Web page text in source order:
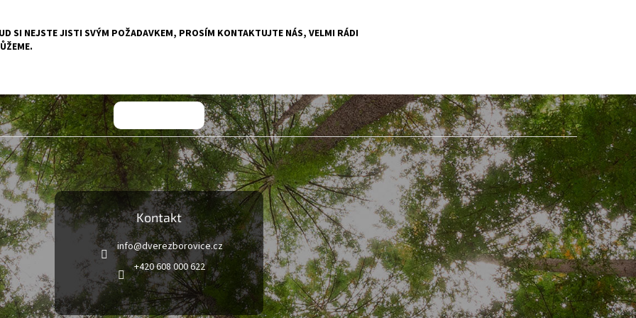
SI NEJSTE JISTI SVÝM POŽADAVKEM, PROSÍM KONTAKTUJTE NÁS, VELMI RÁDI
Kontakt
info@dverezborovice.cz
+420 608 000 622